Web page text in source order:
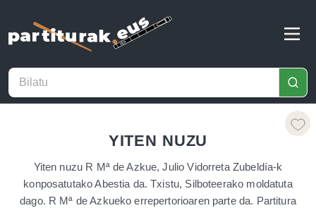
YITEN NUZU
Yiten nuzu R Mª de Azkue, Julio Vidorreta Zubeldía-k
konposatutako Abestia da. Txistu, Silboteerako moldatuta
dago. R Mª de Azkueko errepertorioaren parte da. Partitura